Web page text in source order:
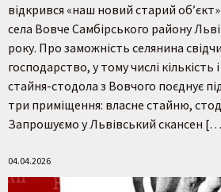
відкрився «наш новий старий
села Вовче Самбірського району
року. Про заможність селянина
господарство, у тому числі кількість
стайня-стодола з Вовчого поєднує
три приміщення: власне стайню,
Запрошуємо у Львівський скансен
04.04.2026